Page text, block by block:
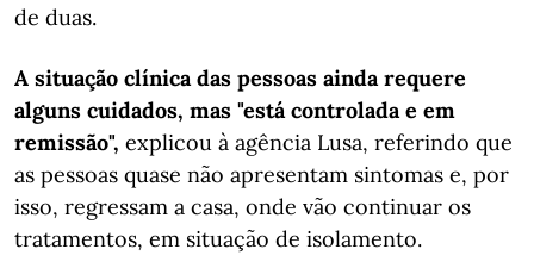
de duas.
A situação clínica das pessoas ainda requere
alguns cuidados, mas "está controlada e em
remissão", explicou à agência Lusa, referindo que
as pessoas quase não apresentam sintomas e, por
isso, regressam a casa, onde vão continuar os
tratamentos, em situação de isolamento.